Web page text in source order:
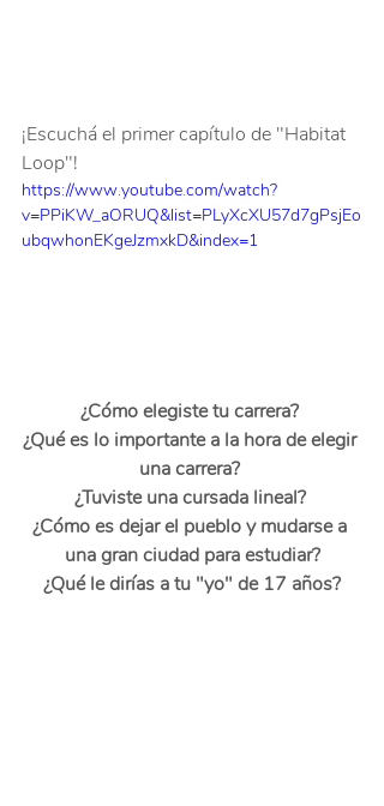
¡Escuchá el primer capítulo de "Habitat
Loop"!
https://www.youtube.com/watch?
v=PPiKW_aORUQ&list=PLyXcXU57d7gPsjEo
ubqwhonEKgeJzmxkD&index=1
¿Cómo elegiste tu carrera?
¿Qué es lo importante a la hora de elegir
una carrera?
¿Tuviste una cursada lineal?
¿Cómo es dejar el pueblo y mudarse a
una gran ciudad para estudiar?
¿Qué le dirías a tu "yo" de 17 años?